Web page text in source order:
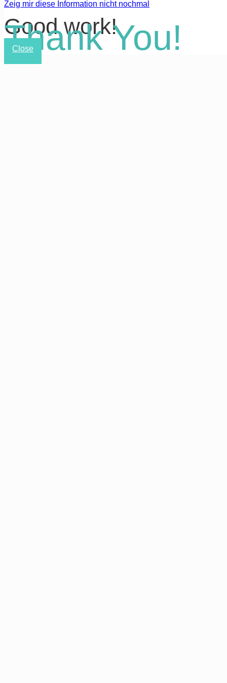
Zeig mir diese Information nicht nochmal
Good work!
Thank You!
Close